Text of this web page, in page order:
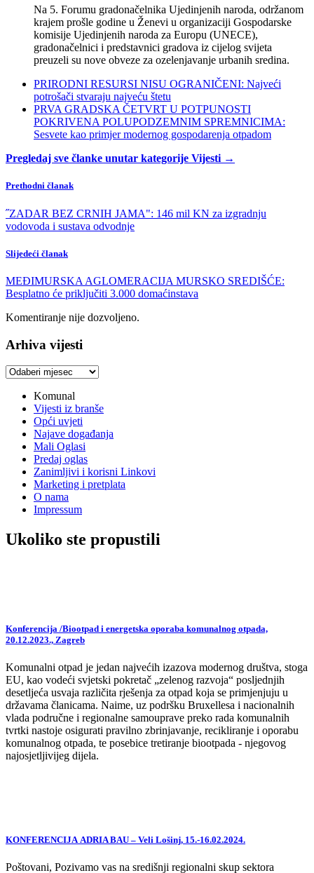
Na 5. Forumu gradonačelnika Ujedinjenih naroda, održanom
krajem prošle godine u Ženevi u organizaciji Gospodarske
komisije Ujedinjenih naroda za Europu (UNECE),
gradonačelnici i predstavnici gradova iz cijelog svijeta
preuzeli su nove obveze za ozelenjavanje urbanih sredina.
PRIRODNI RESURSI NISU OGRANIČENI: Najveći
potrošači stvaraju najveću štetu
PRVA GRADSKA ČETVRT U POTPUNOSTI
POKRIVENA POLUPODZEMNIM SPREMNICIMA:
Sesvete kao primjer modernog gospodarenja otpadom
Pregledaj sve članke unutar kategorije Vijesti →
Prethodni članak
˝ZADAR BEZ CRNIH JAMA": 146 mil KN za izgradnju
vodovoda i sustava odvodnje
Slijedeći članak
MEĐIMURSKA AGLOMERACIJA MURSKO SREDIŠĆE:
Besplatno će priključiti 3.000 domaćinstava
Komentiranje nije dozvoljeno.
Arhiva vijesti
Arhiva
Komunal
Vijesti iz branše
Opći uvjeti
Najave događanja
Mali Oglasi
Predaj oglas
Zanimljivi i korisni Linkovi
Marketing i pretplata
O nama
Impressum
Ukoliko ste propustili
Konferencija /Biootpad i energetska oporaba komunalnog otpada,
20.12.2023., Zagreb
Komunalni otpad je jedan najvećih izazova modernog društva, stoga
EU, kao vodeći svjetski pokretač „zelenog razvoja“ posljednjih
desetljeća usvaja različita rješenja za otpad koja se primjenjuju u
državama članicama. Naime, uz podršku Bruxellesa i nacionalnih
vlada područne i regionalne samouprave preko rada komunalnih
tvrtki nastoje osigurati pravilno zbrinjavanje, recikliranje i oporabu
komunalnog otpada, te posebice tretiranje biootpada - njegovog
najosjetljivijeg dijela.
KONFERENCIJA ADRIA BAU – Veli Lošinj, 15.-16.02.2024.
Poštovani, Pozivamo vas na središnji regionalni skup sektora